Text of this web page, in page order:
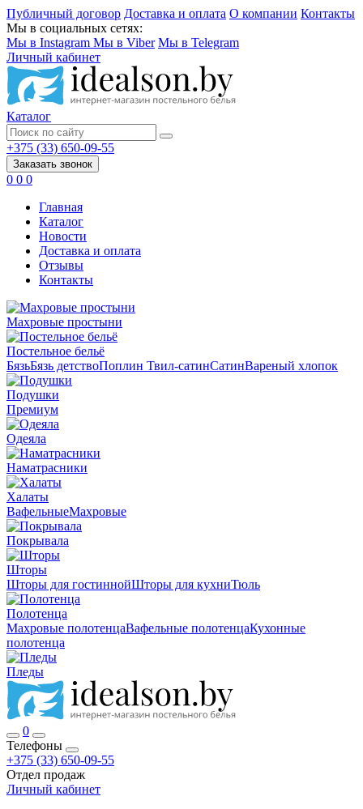
Публичный договор Доставка и оплата О компании Контакты
Мы в социальных сетях:
Мы в Instagram Мы в Viber Мы в Telegram
Личный кабинет
Каталог
+375 (33) 650-09-55
Заказать звонок
0 0 0
Главная
Каталог
Новости
Доставка и оплата
Отзывы
Контакты
Махровые простыни
Постельное бельё
БязьБязь детствоПоплин Твил-сатинСатинВареный хлопок
Подушки
Премиум
Одеяла
Наматрасники
Халаты
ВафельныеМахровые
Покрывала
Шторы
Шторы для гостиннойШторы для кухниТюль
Полотенца
Махровые полотенцаВафельные полотенцаКухонные
полотенца
Пледы
0
Телефоны
+375 (33) 650-09-55
Отдел продаж
Личный кабинет